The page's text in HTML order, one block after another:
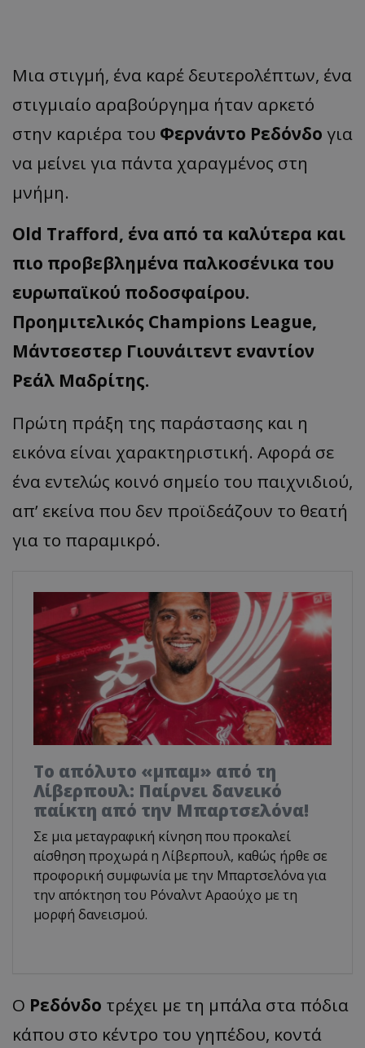
Μια στιγμή, ένα καρέ δευτερολέπτων, ένα
στιγμιαίο αραβούργημα ήταν αρκετό
στην καριέρα του Φερνάντο Ρεδόνδο για
να μείνει για πάντα χαραγμένος στη
μνήμη.
Old Trafford, ένα από τα καλύτερα και
πιο προβεβλημένα παλκοσένικα του
ευρωπαϊκού ποδοσφαίρου.
Προημιτελικός Champions League,
Μάντσεστερ Γιουνάιτεντ εναντίον
Ρεάλ Μαδρίτης.
Πρώτη πράξη της παράστασης και η
εικόνα είναι χαρακτηριστική. Αφορά σε
ένα εντελώς κοινό σημείο του παιχνιδιού,
απ’ εκείνα που δεν προϊδεάζουν το θεατή
για το παραμικρό.
Το απόλυτο «μπαμ» από τη
Λίβερπουλ: Παίρνει δανεικό
παίκτη από την Μπαρτσελόνα!
Σε μια μεταγραφική κίνηση που προκαλεί
αίσθηση προχωρά η Λίβερπουλ, καθώς ήρθε σε
προφορική συμφωνία με την Μπαρτσελόνα για
την απόκτηση του Ρόναλντ Αραούχο με τη
μορφή δανεισμού.
Ο Ρεδόνδο τρέχει με τη μπάλα στα πόδια
κάπου στο κέντρο του γηπέδου, κοντά